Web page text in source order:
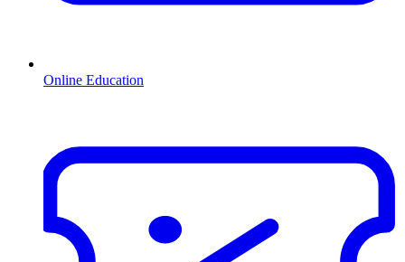
Online Education